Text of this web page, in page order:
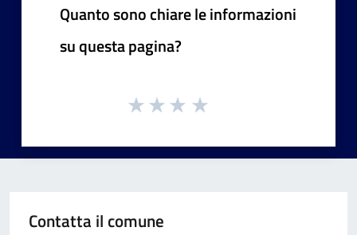
Quanto sono chiare le informazioni
su questa pagina?
Contatta il comune